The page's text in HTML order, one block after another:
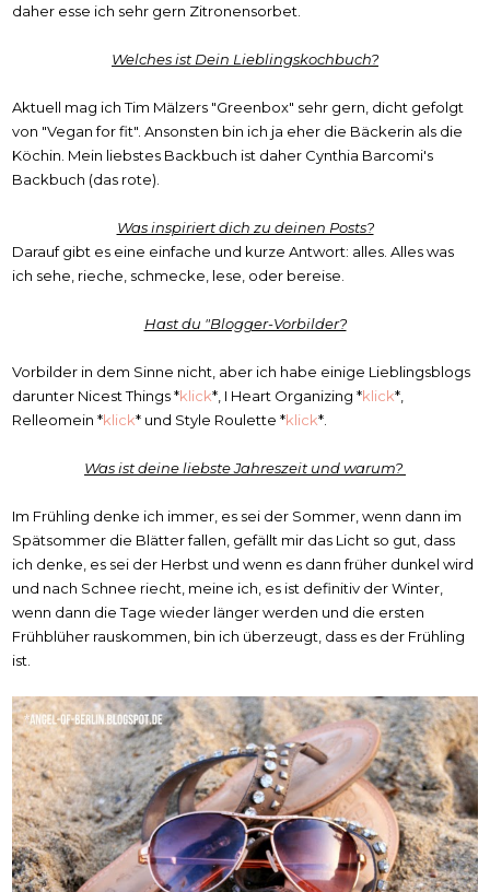
daher esse ich sehr gern Zitronensorbet.
Welches ist Dein Lieblingskochbuch?
Aktuell mag ich Tim Mälzers "Greenbox" sehr gern, dicht gefolgt
von "Vegan for fit". Ansonsten bin ich ja eher die Bäckerin als die
Köchin. Mein liebstes Backbuch ist daher Cynthia Barcomi's
Backbuch (das rote).
Was inspiriert dich zu deinen Posts?
Darauf gibt es eine einfache und kurze Antwort: alles. Alles was
ich sehe, rieche, schmecke, lese, oder bereise.
Hast du "Blogger-Vorbilder?
Vorbilder in dem Sinne nicht, aber ich habe einige Lieblingsblogs
darunter Nicest Things *klick*, I Heart Organizing *klick*,
Relleomein *klick* und Style Roulette *klick*.
Was ist deine liebste Jahreszeit und warum?
Im Frühling denke ich immer, es sei der Sommer, wenn dann im
Spätsommer die Blätter fallen, gefällt mir das Licht so gut, dass
ich denke, es sei der Herbst und wenn es dann früher dunkel wird
und nach Schnee riecht, meine ich, es ist definitiv der Winter,
wenn dann die Tage wieder länger werden und die ersten
Frühblüher rauskommen, bin ich überzeugt, dass es der Frühling
ist.